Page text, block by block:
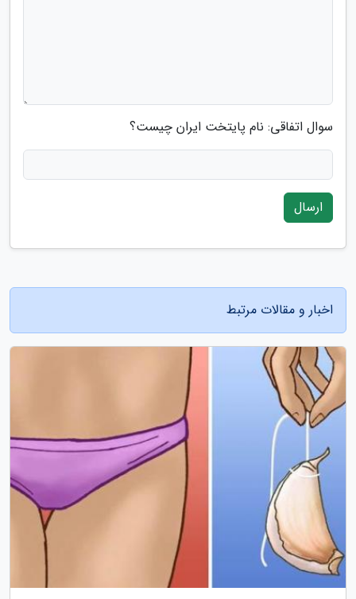
سوال اتفاقی: نام پایتخت ایران چیست؟
ارسال
اخبار و مقالات مرتبط